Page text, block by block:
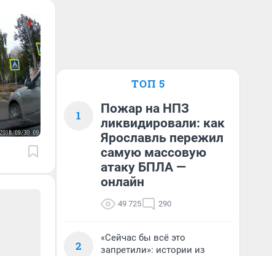
ТОП 5
1
Пожар на НПЗ
ликвидировали: как
Ярославль пережил
самую массовую
атаку БПЛА —
онлайн
49 725 290
2
«Сейчас бы всё это
запретили»: истории из